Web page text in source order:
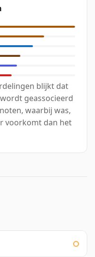
blijkt dat
geassocieerd
waarbij was,
voorkomt dan het